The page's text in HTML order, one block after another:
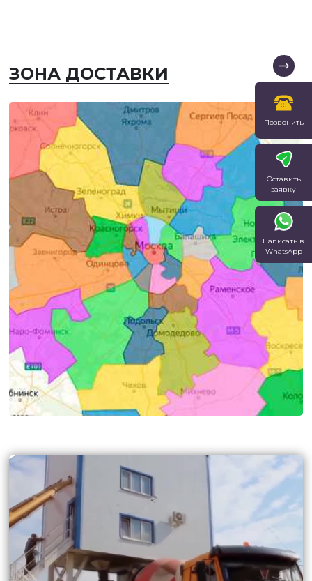
ЗОНА ДОСТАВКИ
Позвонить
Оставить
заявку
Написать в
WhatsApp